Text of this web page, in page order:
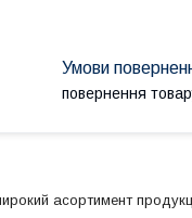
повернення
асортимент